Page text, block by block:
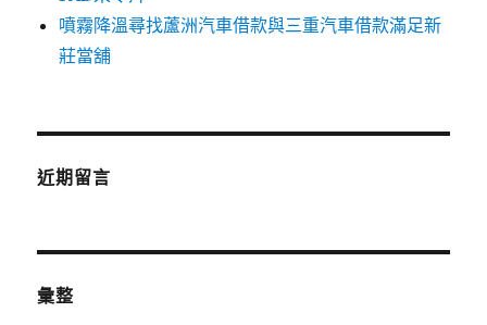
噴霧降溫尋找蘆洲汽車借款與三重汽車借款滿足新
莊當舖
近期留言
彙整